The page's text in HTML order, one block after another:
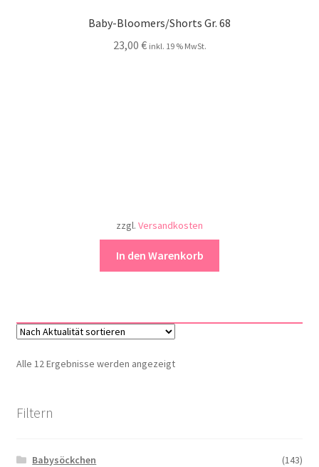
Baby-Bloomers/Shorts Gr. 68
23,00 € inkl. 19 % MwSt.
zzgl. Versandkosten
In den Warenkorb
Alle 12 Ergebnisse werden angezeigtNach
Filtern
Babysöckchen
(143)